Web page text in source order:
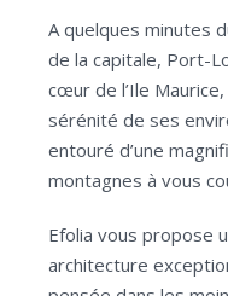
A quelques minutes
de la capitale, Port-
cœur de l’Ile
sérénité de ses
entouré d’une
montagnes à vous
Efolia vous propose
architecture